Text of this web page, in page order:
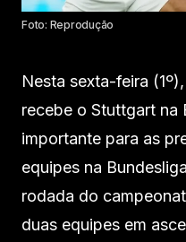
Foto: Reprodução
Nesta sexta-feira
recebe o Stuttgart na
importante para as
equipes na
rodada do
duas equipes em